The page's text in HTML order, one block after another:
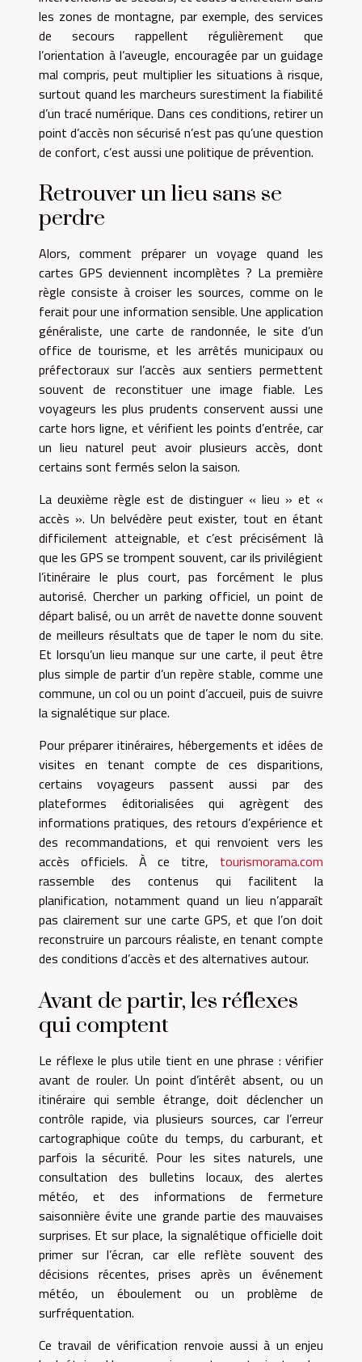
les zones de montagne, par exemple, des services
de secours rappellent régulièrement que
l’orientation à l’aveugle, encouragée par un guidage
mal compris, peut multiplier les situations à risque,
surtout quand les marcheurs surestiment la fiabilité
d’un tracé numérique. Dans ces conditions, retirer un
point d’accès non sécurisé n’est pas qu’une question
de confort, c’est aussi une politique de prévention.
Retrouver un lieu sans se
perdre
Alors, comment préparer un voyage quand les
cartes GPS deviennent incomplètes ? La première
règle consiste à croiser les sources, comme on le
ferait pour une information sensible. Une application
généraliste, une carte de randonnée, le site d’un
office de tourisme, et les arrêtés municipaux ou
préfectoraux sur l’accès aux sentiers permettent
souvent de reconstituer une image fiable. Les
voyageurs les plus prudents conservent aussi une
carte hors ligne, et vérifient les points d’entrée, car
un lieu naturel peut avoir plusieurs accès, dont
certains sont fermés selon la saison.
La deuxième règle est de distinguer « lieu » et «
accès ». Un belvédère peut exister, tout en étant
difficilement atteignable, et c’est précisément là
que les GPS se trompent souvent, car ils privilégient
l’itinéraire le plus court, pas forcément le plus
autorisé. Chercher un parking officiel, un point de
départ balisé, ou un arrêt de navette donne souvent
de meilleurs résultats que de taper le nom du site.
Et lorsqu’un lieu manque sur une carte, il peut être
plus simple de partir d’un repère stable, comme une
commune, un col ou un point d’accueil, puis de suivre
la signalétique sur place.
Pour préparer itinéraires, hébergements et idées de
visites en tenant compte de ces disparitions,
certains voyageurs passent aussi par des
plateformes éditorialisées qui agrègent des
informations pratiques, des retours d’expérience et
des recommandations, et qui renvoient vers les
accès officiels. À ce titre, tourismorama.com
rassemble des contenus qui facilitent la
planification, notamment quand un lieu n’apparaît
pas clairement sur une carte GPS, et que l’on doit
reconstruire un parcours réaliste, en tenant compte
des conditions d’accès et des alternatives autour.
Avant de partir, les réflexes
qui comptent
Le réflexe le plus utile tient en une phrase : vérifier
avant de rouler. Un point d’intérêt absent, ou un
itinéraire qui semble étrange, doit déclencher un
contrôle rapide, via plusieurs sources, car l’erreur
cartographique coûte du temps, du carburant, et
parfois la sécurité. Pour les sites naturels, une
consultation des bulletins locaux, des alertes
météo, et des informations de fermeture
saisonnière évite une grande partie des mauvaises
surprises. Et sur place, la signalétique officielle doit
primer sur l’écran, car elle reflète souvent des
décisions récentes, prises après un événement
météo, un éboulement ou un problème de
surfréquentation.
Ce travail de vérification renvoie aussi à un enjeu